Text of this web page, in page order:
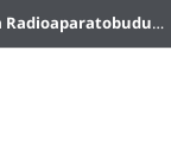
Visnyk NTUU KPI Seriia - Radiotekhnika Radioaparatobuduvannia